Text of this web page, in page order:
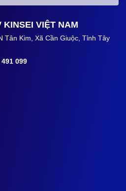
KINSEI VIỆT NAM
Tân Kim, Xã Cần Giuộc, Tỉnh Tây
099